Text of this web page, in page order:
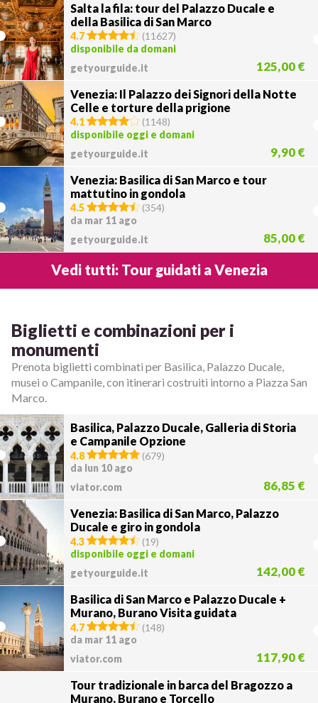
Salta la fila: tour del Palazzo Ducale e
della Basilica di San Marco
4.7 (11627)
disponibile da domani
getyourguide.it
125,00 €
Venezia: Il Palazzo dei Signori della Notte
Celle e torture della prigione
4.1 (1148)
disponibile oggi e domani
getyourguide.it
9,90 €
Venezia: Basilica di San Marco e tour
mattutino in gondola
4.5 (354)
da mar 11 ago
getyourguide.it
85,00 €
Vedi tutti: Tour guidati a Venezia
Biglietti e combinazioni per i
monumenti
Prenota biglietti combinati per Basilica, Palazzo Ducale,
musei o Campanile, con itinerari costruiti intorno a Piazza San
Marco.
Basilica, Palazzo Ducale, Galleria di Storia
e Campanile Opzione
4.8 (679)
da lun 10 ago
viator.com
86,85 €
Venezia: Basilica di San Marco, Palazzo
Ducale e giro in gondola
4.3 (19)
disponibile oggi e domani
getyourguide.it
142,00 €
Basilica di San Marco e Palazzo Ducale +
Murano, Burano Visita guidata
4.7 (148)
da mar 11 ago
viator.com
117,90 €
Tour tradizionale in barca del Bragozzo a
Murano, Burano e Torcello